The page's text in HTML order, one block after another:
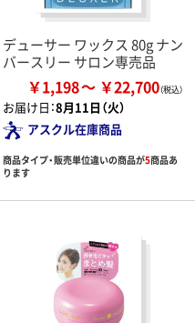
デューサー ワックス 80g ナン
バースリー サロン専売品
￥1,198 ￥22,700
お届け日：8月11日（火）
アスクル在庫商品
商品タイプ・販売単位違いの商品が5商品あ
ります